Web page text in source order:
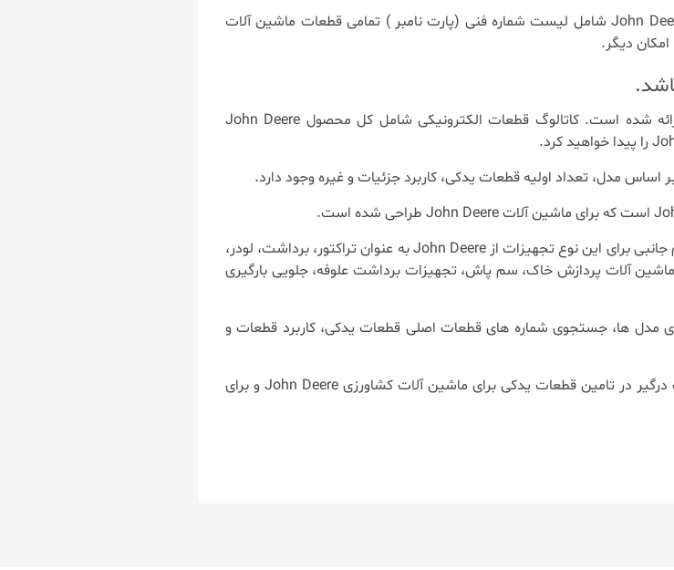
نرم افزار ماشین آلات جان دیر John Deere Parts Manager PRO شامل لیست شماره فنی (پارت نامبر ) تمامی قطعات ماشین آلات
دیگر.
کاتالوگ قطعات یدکی در پوسته PartsManager Pro ارائه شده است. کاتالوگ قطعات الکترونیکی شامل کل محصول John Deere
مدل، تعداد اولیه قطعات یدکی، کاربرد جزئیات و غیره وجود دارد.
کاتالوگ قطعات شامل فهرست دقیق قطعات اصلی و لوازم جانبی برای این نوع تجهیزات از John Deere به عنوان تراکتور، برداشت، لودر،
آلات پردازش خاک، سم پاش، تجهیزات برداشت علوفه، جلویی بارگیری
ها، جستجوی شماره های قطعات اصلی قطعات یدکی، کاربرد قطعات و
کاتالوگ الکترونیکی یک ابزار ضروری در کار هر دو شرکت درگیر در تامین قطعات یدکی برای ماشین آلات کشاورزی John Deere و برای